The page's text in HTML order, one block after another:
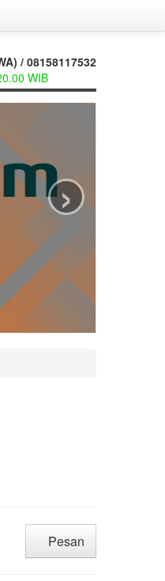
/ 08158117532
WIB
›
Pesan